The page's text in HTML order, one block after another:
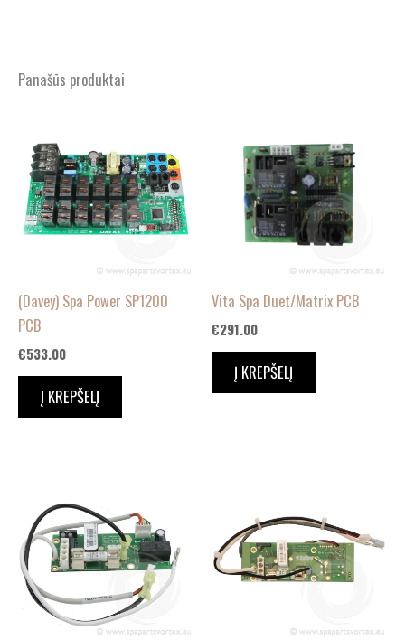
Panašūs produktai
(Davey) Spa Power SP1200
PCB
€533.00
Į KREPŠELĮ
Vita Spa Duet/Matrix PCB
€291.00
Į KREPŠELĮ